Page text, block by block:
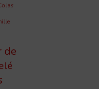
de